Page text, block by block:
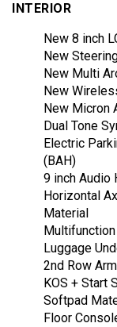
INTERIOR
New 8 inch
New
New Multi
New
New Micron
Dual Tone
Electric
(BAH)
9 inch Audio
Horizontal
Material
Luggage
2nd Row
KOS + Start
Softpad
Floor